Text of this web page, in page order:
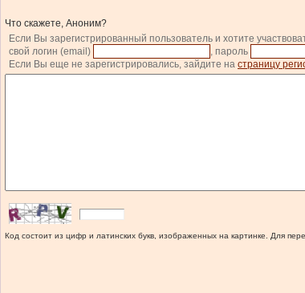
Что скажете, Аноним?
Если Вы зарегистрированный пользователь и хотите
свой логин (email)
, пароль
Если Вы еще не зарегистрировались, зайдите на страницу
Код состоит из цифр и латинских букв, изображенных на картинке. Для